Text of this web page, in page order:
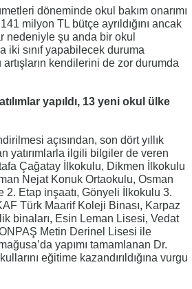
döneminde okul bakım onarımı
milyon TL bütçe ayrıldığını ancak
nedeniyle şu anda bir okul
iki sınıf yapabilecek duruma
kendilerini de zor durumda
yapıldı, 13 yeni okul ülke
açısından, son dört yıllık
yatırımlarla ilgili bilgiler de veren
Çağatay İlkokulu, Dikmen İlkokulu
Nejat Konuk Ortaokulu, Osman
2. Etap inşaatı, Gönyeli İlkokulu 3.
Türk Maarif Koleji Binası, Karpaz
binaları, Esin Leman Lisesi, Vedat
Metin Derinel Lisesi ile
yapımı tamamlanan Dr.
eğitime kazandırıldığına vurgu